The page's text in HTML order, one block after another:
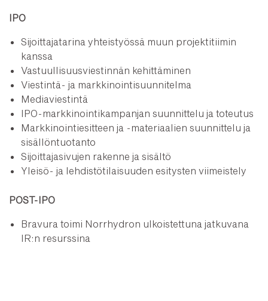
IPO
Sijoittajatarina yhteistyössä muun projektitiimin
kanssa
Vastuullisuusviestinnän kehittäminen
Viestintä- ja markkinointisuunnitelma
Mediaviestintä
IPO-markkinointikampanjan suunnittelu ja toteutus
Markkinointiesitteen ja -materiaalien suunnittelu ja
sisällöntuotanto
Sijoittajasivujen rakenne ja sisältö
Yleisö- ja lehdistötilaisuuden esitysten viimeistely
POST-IPO
Bravura toimi Norrhydron ulkoistettuna jatkuvana
IR:n resurssina